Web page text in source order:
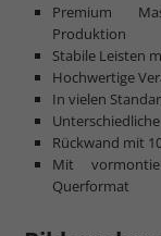
Premium
Produktion
Stabile Leisten
Hochwertige
In vielen
Rückwand mit
Mit
Querformat